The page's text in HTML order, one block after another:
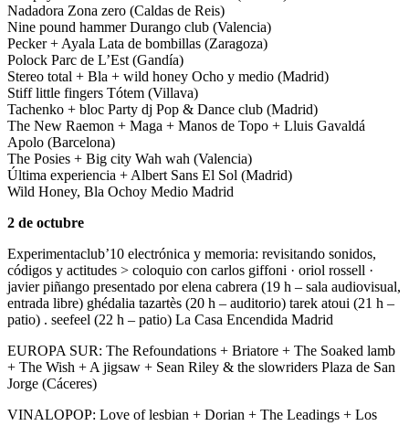
Nadadora Zona zero (Caldas de Reis)
Nine pound hammer Durango club (Valencia)
Pecker + Ayala Lata de bombillas (Zaragoza)
Polock Parc de L’Est (Gandía)
Stereo total + Bla + wild honey Ocho y medio (Madrid)
Stiff little fingers Tótem (Villava)
Tachenko + bloc Party dj Pop & Dance club (Madrid)
The New Raemon + Maga + Manos de Topo + Lluis Gavaldá
Apolo (Barcelona)
The Posies + Big city Wah wah (Valencia)
Última experiencia + Albert Sans El Sol (Madrid)
Wild Honey, Bla Ochoy Medio Madrid
2 de octubre
Experimentaclub’10 electrónica y memoria: revisitando sonidos,
códigos y actitudes > coloquio con carlos giffoni · oriol rossell ·
javier piñango presentado por elena cabrera (19 h – sala audiovisual,
entrada libre) ghédalia tazartès (20 h – auditorio) tarek atoui (21 h –
patio) . seefeel (22 h – patio) La Casa Encendida Madrid
EUROPA SUR: The Refoundations + Briatore + The Soaked lamb
+ The Wish + A jigsaw + Sean Riley & the slowriders Plaza de San
Jorge (Cáceres)
VINALOPOP: Love of lesbian + Dorian + The Leadings + Los